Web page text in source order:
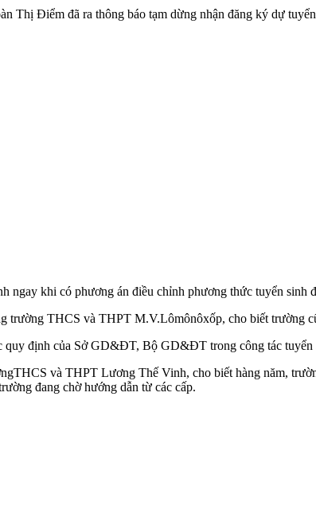
Thị Điểm đã ra thông báo tạm dừng nhận đăng ký dự
ngay khi có phương án điều chỉnh phương thức tuyển sinh
trường THCS và THPT M.V.Lômônôxốp, cho biết trường
quy định của Sở GD&ĐT, Bộ GD&ĐT trong công tác
và THPT Lương Thế Vinh, cho biết hàng năm,
đang chờ hướng dẫn từ các cấp.